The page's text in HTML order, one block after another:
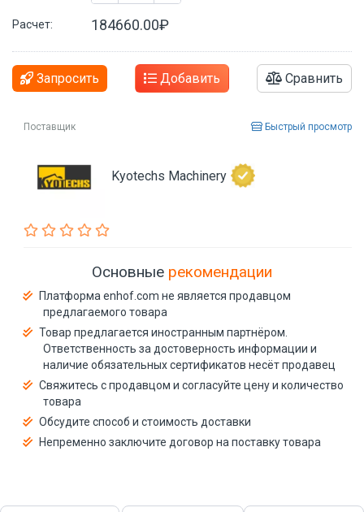
Расчет: 184660.00₽
Запросить Добавить Сравнить
Поставщик Быстрый просмотр
Kyotechs Machinery
Основные рекомендации
Платформа enhof.com не является продавцом
предлагаемого товара
Товар предлагается иностранным партнёром.
Ответственность за достоверность информации и
наличие обязательных сертификатов несёт продавец
Свяжитесь с продавцом и согласуйте цену и количество
товара
Обсудите способ и стоимость доставки
Непременно заключите договор на поставку товара